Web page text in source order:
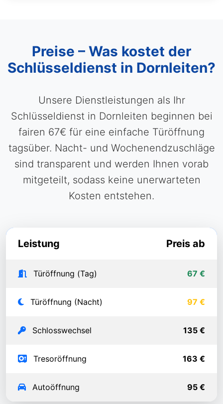
Preise – Was kostet der
Schlüsseldienst in Dornleiten?
Unsere Dienstleistungen als Ihr
Schlüsseldienst in Dornleiten beginnen bei
fairen 67€ für eine einfache Türöffnung
tagsüber. Nacht- und Wochenendzuschläge
sind transparent und werden Ihnen vorab
mitgeteilt, sodass keine unerwarteten
Kosten entstehen.
Leistung Preis ab
Türöffnung (Tag) 67 €
Türöffnung (Nacht) 97 €
Schlosswechsel 135 €
Tresoröffnung 163 €
Autoöffnung 95 €